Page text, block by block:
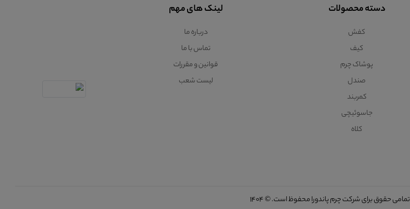
دسته محصولات
کفش
کیف
پوشاک چرم
صندل
کمربند
جاسوئیچی
کلاه
لینک های مهم
درباره ما
تماس با ما
قوانین و مقررات
لیست شعب
تمامی حقوق برای شرکت چرم پاندورا محفوظ است. © 1404